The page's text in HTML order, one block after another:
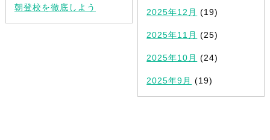
朝登校を徹底しよう
2025年12月 (19)
2025年11月 (25)
2025年10月 (24)
2025年9月 (19)